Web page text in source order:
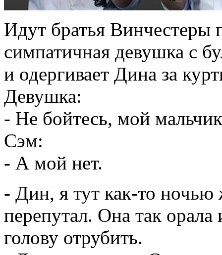
Идут братья Винчестеры
симпатичная девушка с
и одергивает Дина за
Девушка:
- Не бойтесь, мой
Сэм:
- А мой нет.
- Дин, я тут как-то
перепутал. Она так орала
голову отрубить.